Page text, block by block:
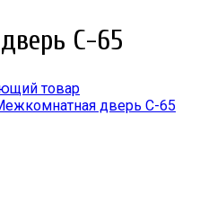
С-65
товар